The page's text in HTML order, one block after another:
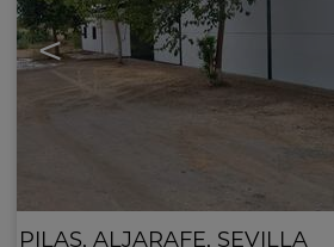
<
PILAS, ALJARAFE, SEVILLA